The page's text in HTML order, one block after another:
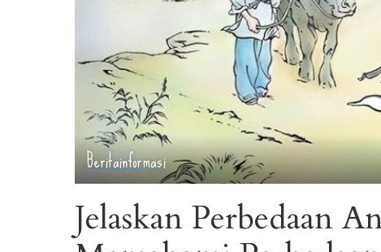
Beritainformasi
Jelaskan Perbedaan